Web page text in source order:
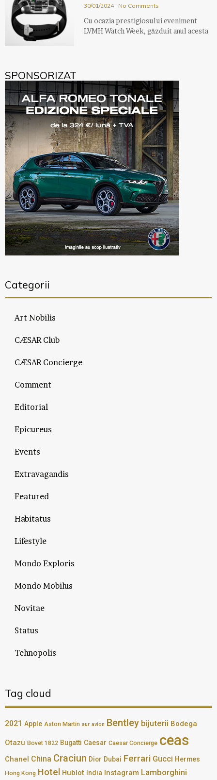
30/01/2024 No Comments
Cu ocazia prestigiosului eveniment
LVMH Watch Week, găzduit anul acesta
SPONSORIZAT
Categorii
Art Nobilis
CÆSAR Club
CÆSAR Concierge
Comment
Editorial
Epicureus
Events
Extravagandis
Featured
Habitatus
Lifestyle
Mondo Exploris
Mondo Mobilus
Novitae
Status
Tehnopolis
Tag cloud
2021 Apple Aston Martin aur avion Bentley bijuterii Bodega
Otazu Bovet 1822 Bugatti Caesar Caesar Concierge ceas
Chanel China Craciun Dior Dubai Ferrari Gucci Hermes
Hong Kong Hotel Hublot India Instagram Lamborghini